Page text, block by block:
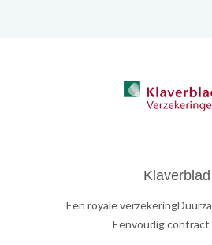
Klaverblad
Een royale
Eenvoudig contract